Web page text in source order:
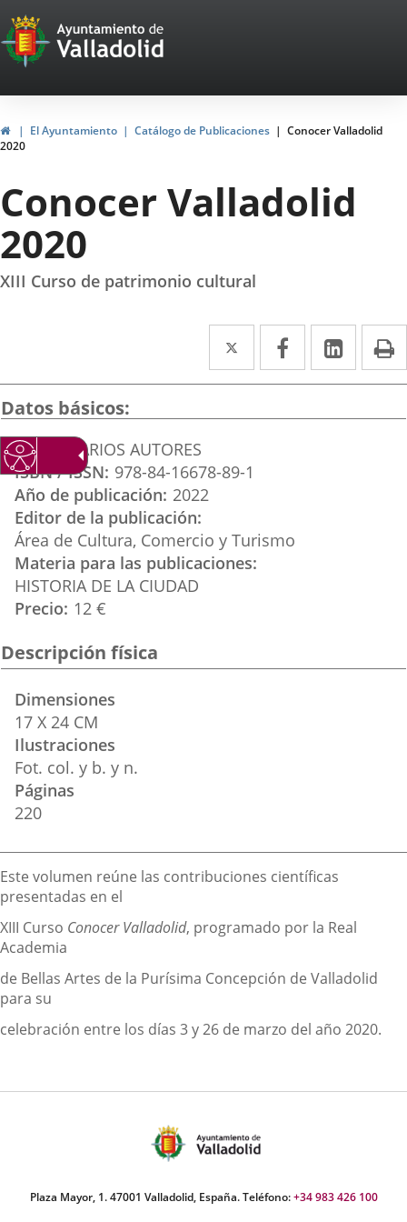
Portal
Web
del
Ayuntamiento
de
Valladolid
InicioEl Ayuntamiento Catálogo de Publicaciones
Conocer Valladolid
2020
Conocer Valladolid
2020
XIII Curso de patrimonio cultural
Twitter
Enlace
a
externa.
Facebook
Enlace
a
Enlace
a
Datos básicos
Autor
VARIOS AUTORES
ISBN / ISSN 978-84-16678-89-1
Año de publicación 2022
Editor de la publicación
Área de Cultura, Comercio y Turismo
Materia para las publicaciones
HISTORIA DE LA CIUDAD
Precio 12 €
Descripción física
Dimensiones
17 X 24 CM
Ilustraciones
Fot. col. y b. y n.
Páginas
220
Descripción
Este volumen reúne las contribuciones científicas
presentadas en el
XIII Curso Conocer Valladolid, programado por la Real
Academia
de Bellas Artes de la Purísima Concepción de Valladolid
para su
celebración entre los días 3 y 26 de marzo del año 2020.
Plaza Mayor, 1. 47001 Valladolid, España. Teléfono:+34 983 426 100